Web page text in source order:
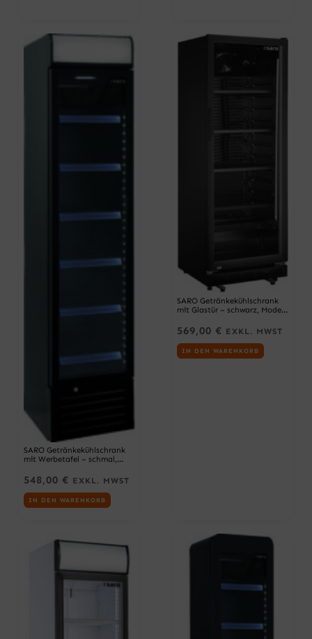
SARO Getränkekühlschrank
mit Werbetafel – schmal,
548,00 € EXKL. MWST
IN DEN WARENKORB
SARO Getränkekühlschrank
mit Glastür – schwarz, Modell
569,00 € EXKL. MWST
IN DEN WARENKORB